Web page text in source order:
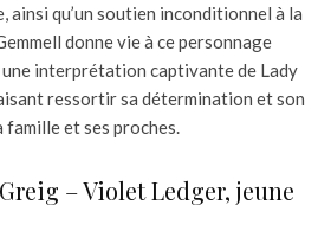
ainsi qu’un soutien inconditionnel à la
donne vie à ce personnage
interprétation captivante de Lady
ressortir sa détermination et son
et ses proches.
– Violet Ledger, jeune